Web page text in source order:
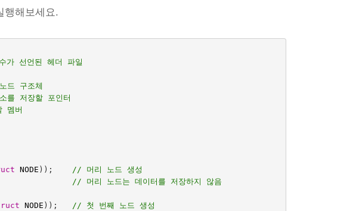
행해보세요.
선언된 헤더 파일
드 구조체
를 저장할 포인터
멤버
NODE )); // 머리 노드 생성
// 머리 노드는 데이터를 저장하지 않음
NODE ));
// 첫 번째 노드 생성